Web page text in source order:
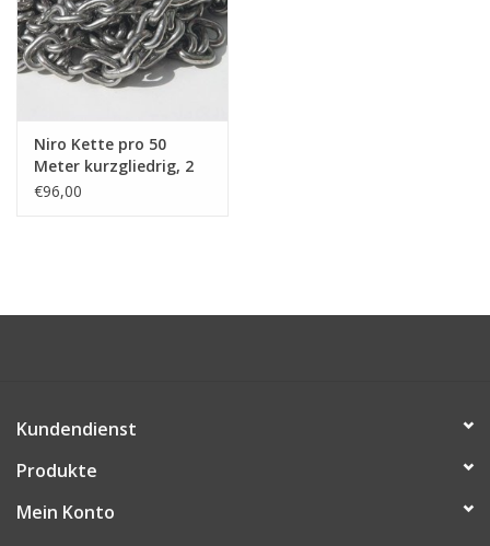
Niro Kette pro 50
Meter kurzgliedrig, 2
-13mm, A4 - AISI 316
€96,00
Kundendienst
Produkte
Mein Konto